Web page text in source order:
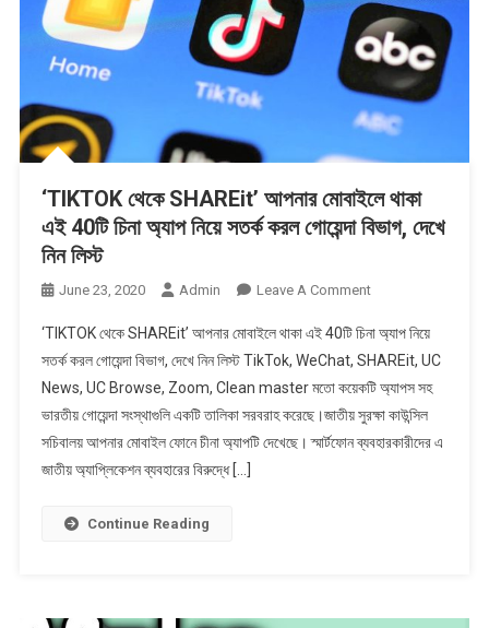
‘TIKTOK থেকে SHAREit’ আপনার মোবাইলে থাকা
এই 40টি চিনা অ্যাপ নিয়ে সতর্ক করল গোয়েন্দা বিভাগ, দেখে
নিন লিস্ট
June 23, 2020 Admin Leave A CommentOn
থেকে
SHAREit’
আপনার
মোবাইলে
থাকা
করল
‘TIKTOK থেকে SHAREit’ আপনার মোবাইলে থাকা এই 40টি চিনা অ্যাপ নিয়ে
সতর্ক করল গোয়েন্দা বিভাগ, দেখে নিন লিস্ট TikTok, WeChat, SHAREit, UC
News, UC Browse, Zoom, Clean master মতো কয়েকটি অ্যাপস সহ
ভারতীয় গোয়েন্দা সংস্থাগুলি একটি তালিকা সরবরাহ করেছে।জাতীয় সুরক্ষা কাউন্সিল
সচিবালয় আপনার মোবাইল ফোনে চীনা অ্যাপটি দেখেছে। স্মার্টফোন ব্যবহারকারীদের এ
জাতীয় অ্যাপ্লিকেশন ব্যবহারের বিরুদ্ধে […]
Continue Reading